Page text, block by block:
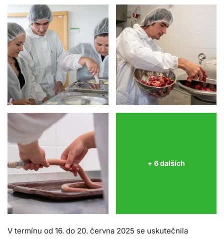
+ 6 dalších
V termínu od 16. do 20. června 2025 se uskutečnila